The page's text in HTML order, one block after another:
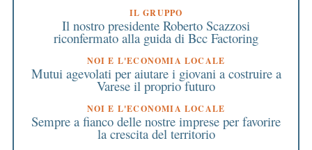
IL GRUPPO
Il nostro presidente Roberto Scazzosi
riconfermato alla guida di Bcc Factoring
NOI E L'ECONOMIA LOCALE
Mutui agevolati per aiutare i giovani a costruire a
Varese il proprio futuro
NOI E L'ECONOMIA LOCALE
Sempre a fianco delle nostre imprese per favorire
la crescita del territorio